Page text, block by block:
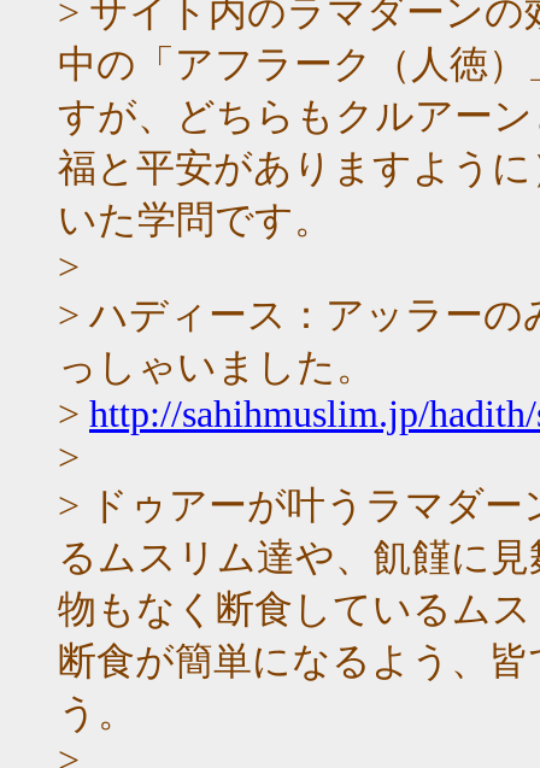
> サイト内のラマダーン
中の「アフラーク（人徳
すが、どちらもクルアー
福と平安がありますよう
いた学問です。
>
> ハディース：アッラー
っしゃいました。
> http://sahihmuslim.jp/
>
> ドゥアーが叶うラマダ
るムスリム達や、飢饉に
物もなく断食しているム
断食が簡単になるよう、
う。
>